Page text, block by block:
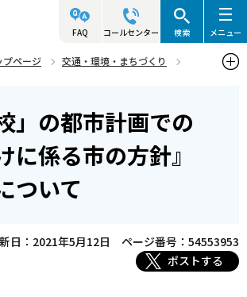
FAQ コールセンター 検索 メニュー
プページ
交通・環境・まちづくり
での位置付けに係る市の方針』の公表について
」の都市計画での
に係る市の方針』
ついて
日：2021年5月12日
ページ番号：54553953
ポストする